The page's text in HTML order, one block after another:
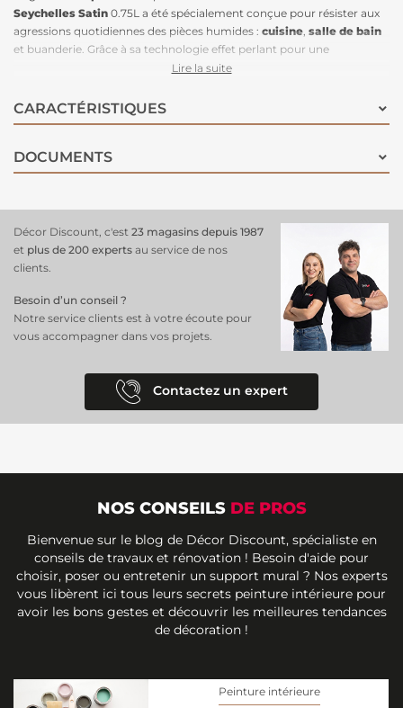
Seychelles Satin 0.75L a été spécialement conçue pour résister aux
agressions quotidiennes des pièces humides : cuisine salle de bain
et buanderie. Grâce à sa technologie effet perlant pour une
aux traces d'eau, l'eau ne pénètre pas le support
lessivableet particulièrement résistante aux graisses et à
De l'eau et une éponge suffisent à garantir des murs d'une propreté
glycérophtaliques. Cette peinture est également concentrée en
principes actifs, ce qui lui permet une granderésistance aux
temps. Sobre et délicate, la teinteBleu Seychelles Satinest une
teinte incontournable en décoration et apporte une ambiance
naturelle et raffinée.
Lire la suite
CARACTÉRISTIQUES
DOCUMENTS
Décor Discount, c'est 23 magasins depuis 1987
et plus de 200 experts au service de nos
clients.
Besoin d’un conseil ?
Notre service clients est à votre écoute pour
vous accompagner dans vos projets.
Contactez un expert
NOS CONSEILS DE PROS
Bienvenue sur le blog de Décor Discount, spécialiste en
conseils de travaux et rénovation ! Besoin d'aide pour
choisir, poser ou entretenir un support mural ? Nos experts
vous libèrent ici tous leurs secrets peinture intérieure pour
avoir les bons gestes et découvrir les meilleures tendances
de décoration !
Peinture intérieure